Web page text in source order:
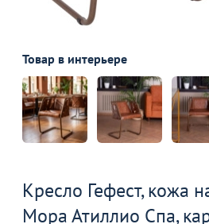
Товар в интерьере
Кресло Гефест, кожа
Мора Атиллио Спа,